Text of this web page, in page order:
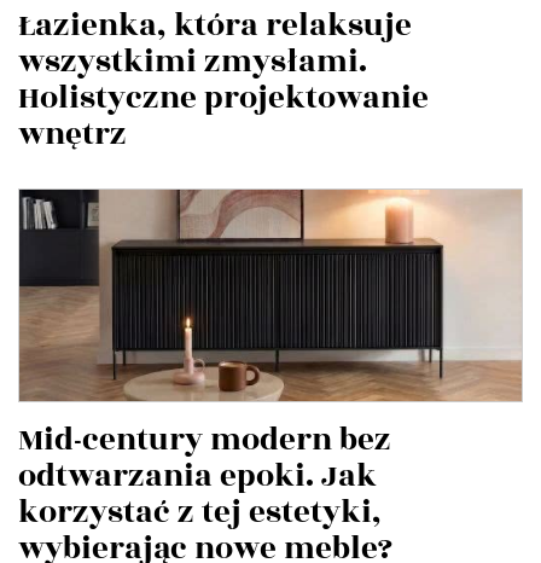
Łazienka, która relaksuje
wszystkimi zmysłami.
Holistyczne projektowanie
wnętrz
Mid-century modern bez
odtwarzania epoki. Jak
korzystać z tej estetyki,
wybierając nowe meble?